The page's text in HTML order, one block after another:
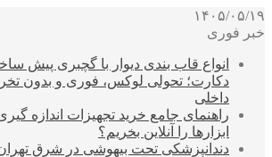
۱۴۰۵/۰۵/۱۹
خبر فوری
انواع قاب بندی دیوار با گچبری پیش
دکارت؛ تحولی لوکس، فوری و بدون
داخلی
راهنمای جامع خرید تجهیزات اندازه
ابزارها را آنلاین بخریم؟
دندانپزشکی تحت بیهوشی در شرق